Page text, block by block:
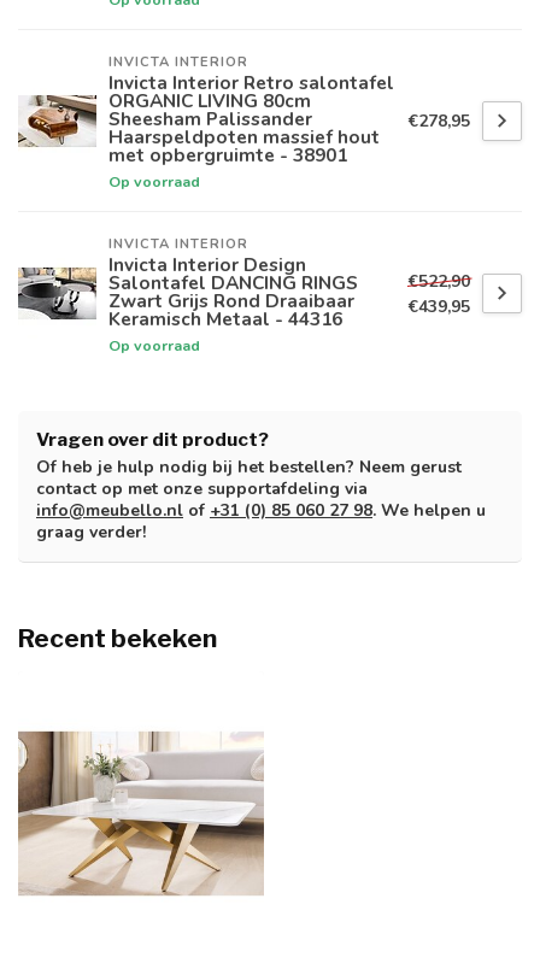
INVICTA INTERIOR
Invicta Interior Retro salontafel
ORGANIC LIVING 80cm
Sheesham Palissander
Haarspeldpoten massief hout
met opbergruimte - 38901
Op voorraad
€278,95
INVICTA INTERIOR
Invicta Interior Design
Salontafel DANCING RINGS
Zwart Grijs Rond Draaibaar
Keramisch Metaal - 44316
Op voorraad
€522,90
€439,95
Vragen over dit product?
Of heb je hulp nodig bij het bestellen? Neem gerust
contact op met onze supportafdeling via
info@meubello.nl of +31 (0) 85 060 27 98. We helpen u
graag verder!
Recent bekeken